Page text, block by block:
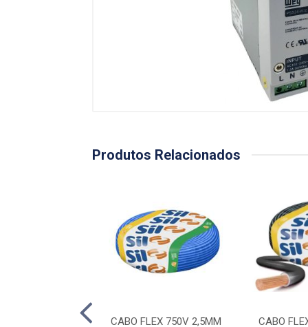
Produtos Relacionados
CABO FLEX 750V 2,5MM
CABO